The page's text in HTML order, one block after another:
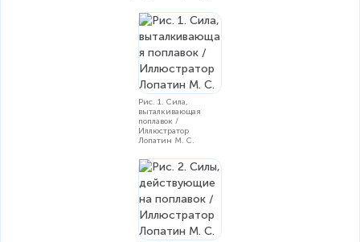
Рис. 1. Сила,
выталкивающая
поплавок /
Иллюстратор
Лопатин М. С.